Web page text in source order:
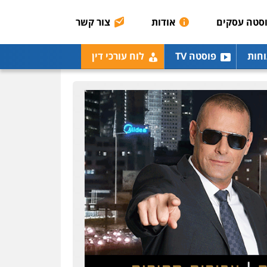
עסקים אודות צור קשר
פוסטה TV לוח עורכי דין
מחיקת כתבות מגוגל
ודחיקת אזכורים שליליים
דין
0522508109
אחסון אתרים
מהירות הגנה גיבוי
תמיכה שירותים מקצועיים
לעורכי דין
מרכז התחלה חדשה
אסירים עבירות מין
שירותים מקצועיים לעורכי
דין
0544500346
מאיה בלום, עו"ס,
טיפול ושיקום
טיפול בהתמכרויות